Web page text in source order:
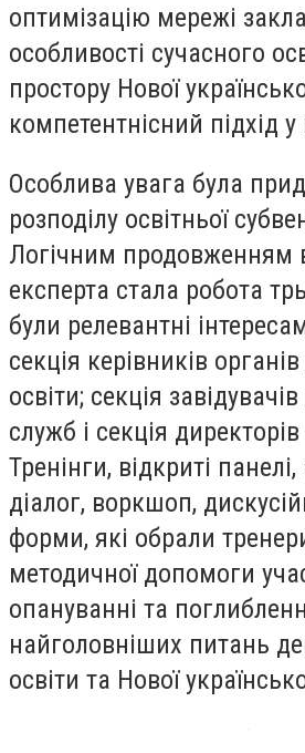
оптимізацію мережі
особливості сучасного
простору Нової
компетентнісний підхід
Особлива увага була
розподілу освітньої
Логічним продовженням
експерта стала робота
були релевантні
секція керівників
освіти; секція
служб і секція
Тренінги, відкриті
діалог, воркшоп,
форми, які обрали
методичної допомоги
опануванні та
найголовніших питань
освіти та Нової